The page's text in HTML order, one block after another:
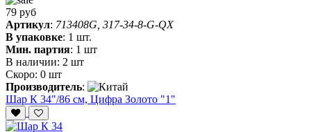
79 руб
Артикул: 713408G, 317-34-8-G-QX
В упаковке: 1 шт.
Мин. партия: 1 шт
В наличии: 2 шт
Скоро: 0 шт
Производитель:
Шар К 34"/86 см, Цифра Золото "1"